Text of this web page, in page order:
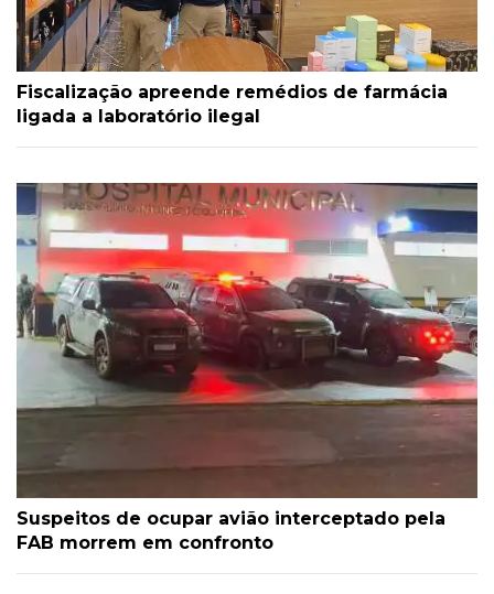
Fiscalização apreende remédios de farmácia
ligada a laboratório ilegal
Suspeitos de ocupar avião interceptado pela
FAB morrem em confronto